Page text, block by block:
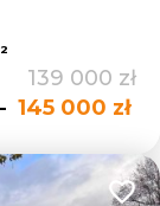
2
139 000 zł
145 000 zł